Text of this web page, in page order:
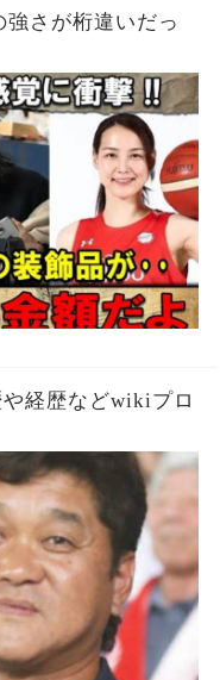
さが桁違いだっ
経歴などwikiプロ